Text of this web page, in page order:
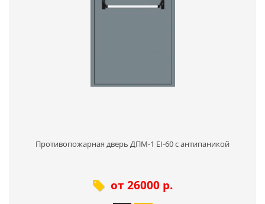
Противопожарная дверь ДПМ-1 EI-60 с антипаникой
от 26000 р.